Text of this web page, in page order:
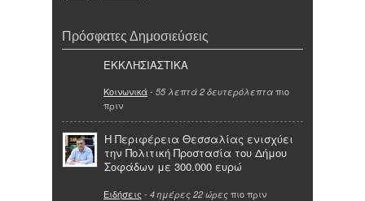
Πρόσφατες Δημοσιεύσεις
ΕΚΚΛΗΣΙΑΣΤΙΚΑ
Κοινωνικά- 55 λεπτά 2 δευτερόλεπτα πιο
πριν
Η Περιφέρεια Θεσσαλίας ενισχύει
την Πολιτική Προστασία του Δήμου
Σοφάδων με 300.000 ευρώ
Ειδήσεις - 4 ημέρες 22 ώρες πιο πριν